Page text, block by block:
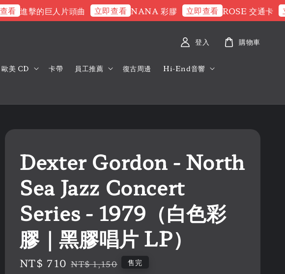
進擊的巨人片頭曲 立即查看 NANA 彩膠 立即查看 ROSE 交通卡 立即
歐美 CD 卡帶 員工推薦 復古周邊 Hi-End音響
登入 購物車
Dexter Gordon - North
Sea Jazz Concert
Series - 1979（白色彩
膠｜黑膠唱片 LP）
Sale
NT$ 710 Regular
NT$ 1,150 售完